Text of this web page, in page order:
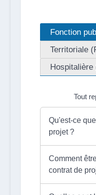
Fonction
Territoriale
Hospitalière
Tout
Qu'est-ce
projet ?
Comment
contrat de